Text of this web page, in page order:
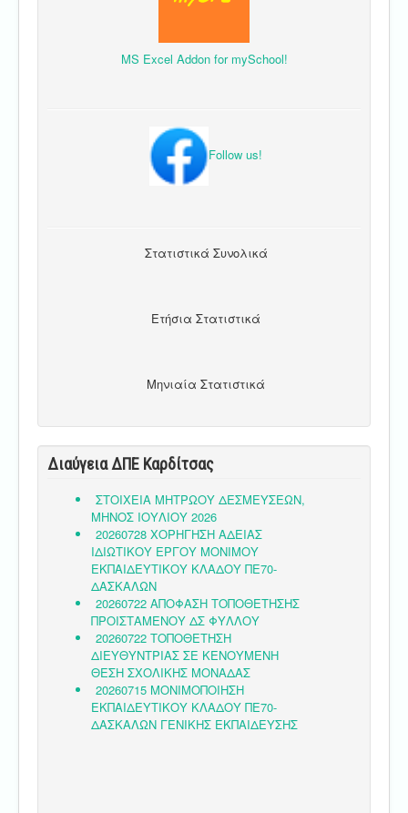
MS Excel Addon for mySchool!
Follow us!
Στατιστικά Συνολικά
Ετήσια Στατιστικά
Μηνιαία Στατιστικά
Διαύγεια ΔΠΕ Καρδίτσας